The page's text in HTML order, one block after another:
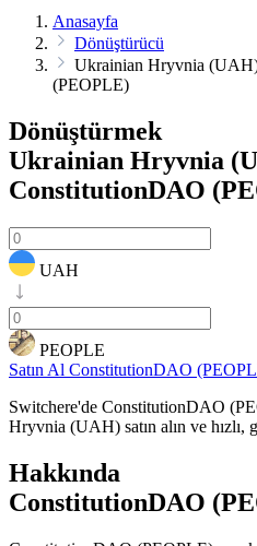
Anasayfa
Dönüştürücü
Ukrainian Hryvnia
(PEOPLE)
Dönüştürmek
Ukrainian Hryvnia
ConstitutionDAO
UAH
PEOPLE
Satın Al ConstitutionDAO
Switchere'de ConstitutionDAO
Hryvnia (UAH) satın alın ve hızlı,
Hakkında
ConstitutionDAO